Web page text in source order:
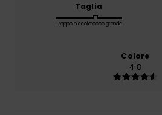
Taglia
Troppo piccoloTroppo grande
Colore
4.8